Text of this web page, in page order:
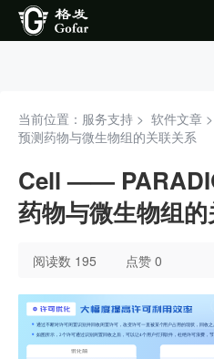
当前位置：服务支持 > 软件文章 >
预测药物与微生物组的关联关系
Cell ——
药物与微生物组
阅读数 195 点赞 0